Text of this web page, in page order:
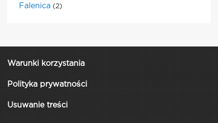
Falenica (2)
Warunki korzystania
Polityka prywatności
Usuwanie treści